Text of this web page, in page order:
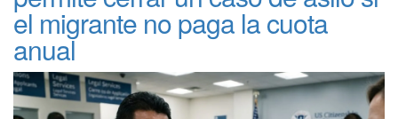
el migrante no paga la cuota
anual